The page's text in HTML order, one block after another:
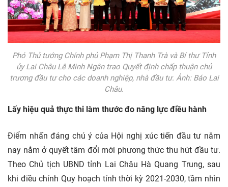
Phó Thủ tướng Chính phủ Phạm Thị Thanh Trà và Bí thư Tỉnh
ủy Lai Châu Lê Minh Ngân trao Quyết định chấp thuận chủ
trương đầu tư cho các doanh nghiệp, nhà đầu tư. Ảnh: Báo Lai
Châu.
Lấy hiệu quả thực thi làm thước đo năng lực điều hành
Điểm nhấn đáng chú ý của Hội nghị xúc tiến đầu tư năm
nay nằm ở quyết tâm đổi mới phương thức thu hút đầu tư.
Theo Chủ tịch UBND tỉnh Lai Châu Hà Quang Trung, sau
khi điều chỉnh Quy hoạch tỉnh thời kỳ 2021-2030, tầm nhìn